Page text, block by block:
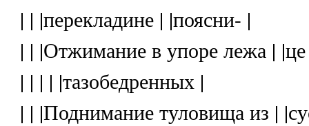
| | |перекладине | |поясни- |
| | |Отжимание в упоре лежа |
| | | | |тазобедренных |
| | |Поднимание туловища из |